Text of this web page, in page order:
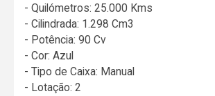
- Quilómetros: 25.000 Kms
- Cilindrada: 1.298 Cm3
- Potência: 90 Cv
- Cor: Azul
- Tipo de Caixa: Manual
- Lotação: 2